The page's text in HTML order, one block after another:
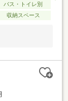
バス・トイレ別
収納スペース